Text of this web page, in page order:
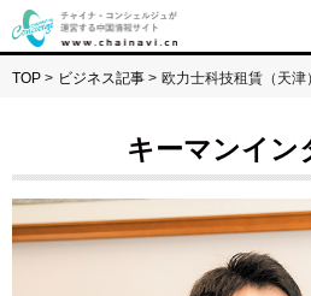
TOP > ビジネス記事 > 欧力士科技租賃（天津
キーマンイン